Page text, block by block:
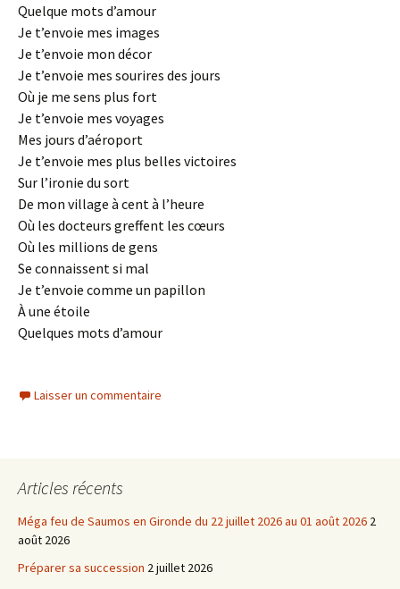
Quelque mots d’amour
Je t’envoie mes images
Je t’envoie mon décor
Je t’envoie mes sourires des jours
Où je me sens plus fort
Je t’envoie mes voyages
Mes jours d’aéroport
Je t’envoie mes plus belles victoires
Sur l’ironie du sort
De mon village à cent à l’heure
Où les docteurs greffent les cœurs
Où les millions de gens
Se connaissent si mal
Je t’envoie comme un papillon
À une étoile
Quelques mots d’amour
Laisser un commentaire
Articles récents
Méga feu de Saumos en Gironde du 22 juillet 2026 au 01 août 2026 2
août 2026
Préparer sa succession 2 juillet 2026